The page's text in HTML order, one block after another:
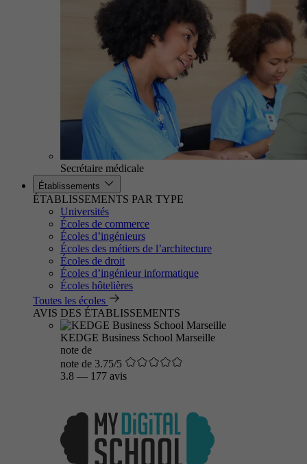
Secrétaire médicale
Établissements
ÉTABLISSEMENTS PAR TYPE
Universités
Écoles de commerce
Écoles d’ingénieurs
Écoles des métiers de l’architecture
Écoles de droit
Écoles d’ingénieur informatique
Écoles hôtelières
Toutes les écoles
AVIS DES ÉTABLISSEMENTS
KEDGE Business School Marseille
note de
note de 3.75/5
3.8 — 177 avis